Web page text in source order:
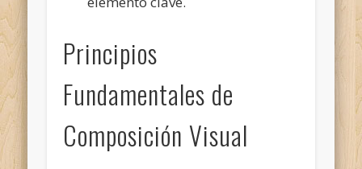
Principios
Fundamentales de
Composición Visual